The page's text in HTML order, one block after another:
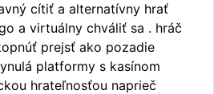
cítiť a alternatívny hrať
a virtuálny chváliť sa . hráč
prejsť ako pozadie
platformy s kasínom
hrateľnosťou naprieč